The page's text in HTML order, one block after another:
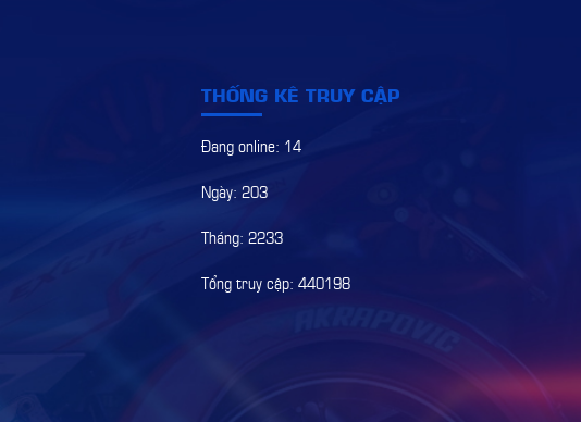
THỐNG KÊ TRUY CẬP
Đang online: 14
Ngày: 203
Tháng: 2233
Tổng truy cập: 440198